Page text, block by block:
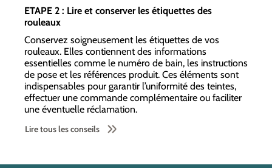
ETAPE 2 : Lire et conserver les étiquettes des
rouleaux
Conservez soigneusement les étiquettes de vos
rouleaux. Elles contiennent des informations
essentielles comme le numéro de bain, les instructions
de pose et les références produit. Ces éléments sont
indispensables pour garantir l’uniformité des teintes,
effectuer une commande complémentaire ou faciliter
une éventuelle réclamation.
Lire tous les conseils